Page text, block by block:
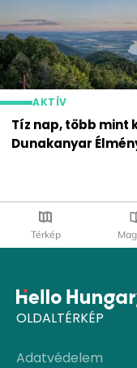
AKTÍV
Tíz nap, több mint
Dunakanyar
Térkép
OLDALTÉRKÉP
Adatvédelem